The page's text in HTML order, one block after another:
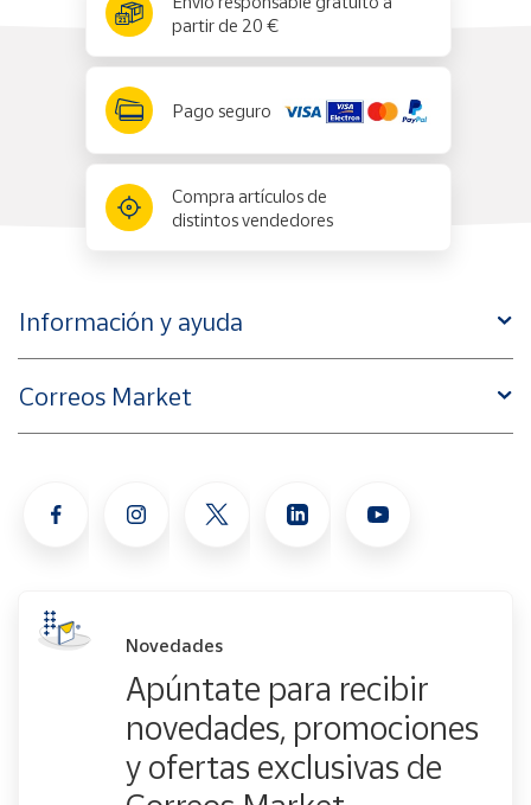
partir de 20 €
Pago seguro
Compra artículos de
distintos vendedores
Información y ayuda
Correos Market
Novedades
Apúntate para recibir
novedades, promociones
y ofertas exclusivas de